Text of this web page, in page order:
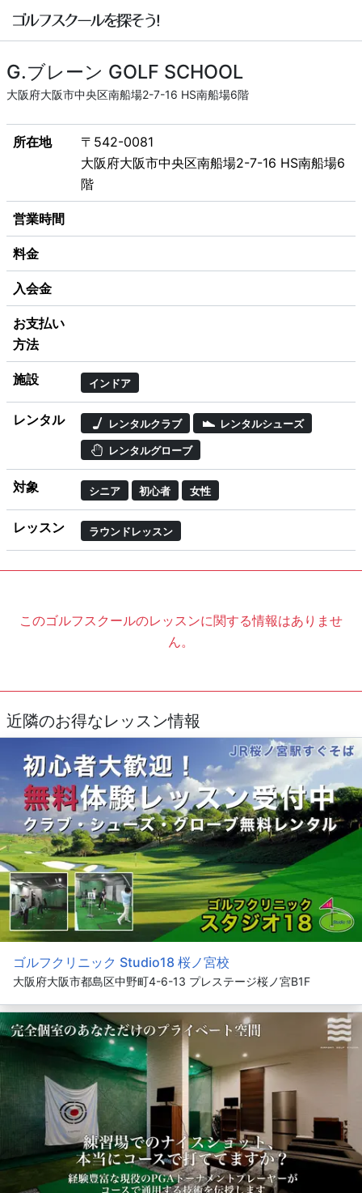
G.ブレーン GOLF SCHOOL
大阪府大阪市中央区南船場2-7-16 HS南船場6階
所在地
〒542-0081
大阪府大阪市中央区南船場2-7-16 HS南船場6
階
営業時間
料金
入会金
お支払い
方法
施設 インドア
レンタル レンタルクラブ レンタルシューズ
レンタルグローブ
対象 シニア 初心者 女性
レッスン ラウンドレッスン
このゴルフスクールのレッスンに関する情報はありませ
ん。
近隣のお得なレッスン情報
ゴルフクリニック Studio18 桜ノ宮校
大阪府大阪市都島区中野町4-6-13 プレステージ桜ノ宮B1F